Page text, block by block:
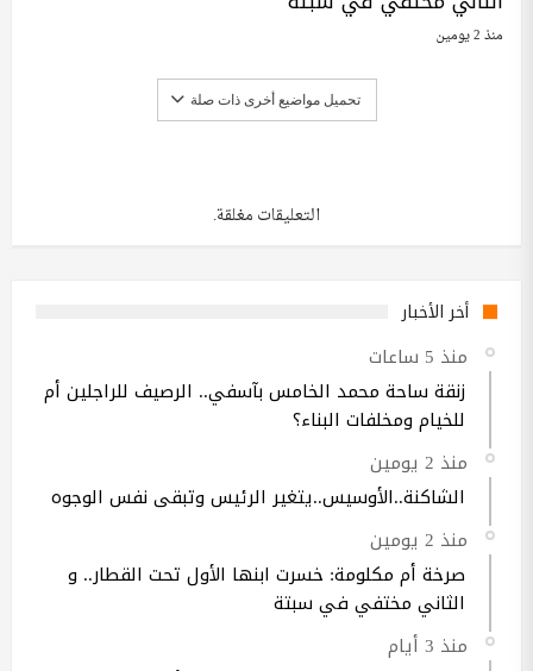
منذ 2 يومين
تحميل مواضيع أخرى ذات صلة
التعليقات مغلقة.
أخر الأخبار
منذ 5 ساعات
زنقة ساحة محمد الخامس بآسفي.. الرصيف للراجلين أم
للخيام ومخلفات البناء؟
منذ 2 يومين
الشاكنة..الأوسيس..يتغير الرئيس وتبقى نفس الوجوه
منذ 2 يومين
صرخة أم مكلومة: خسرت ابنها الأول تحت القطار.. و
الثاني مختفي في سبتة
منذ 3 أيام